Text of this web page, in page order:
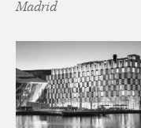
Madrid